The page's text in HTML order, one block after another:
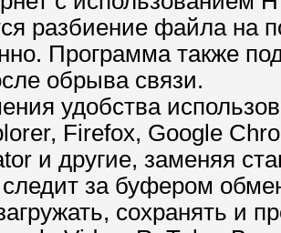
разбиение файла на
Программа также
обрыва связи.
удобства
Firefox, Google
и другие, заменяя
за буфером
сохранять и